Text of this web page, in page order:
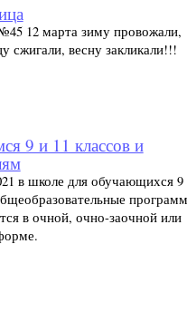
12 марта зиму провожали,
сжигали, весну закликали!!!
9 и 11 классов и
в школе для обучающихся 9
в очной, очно-заочной или